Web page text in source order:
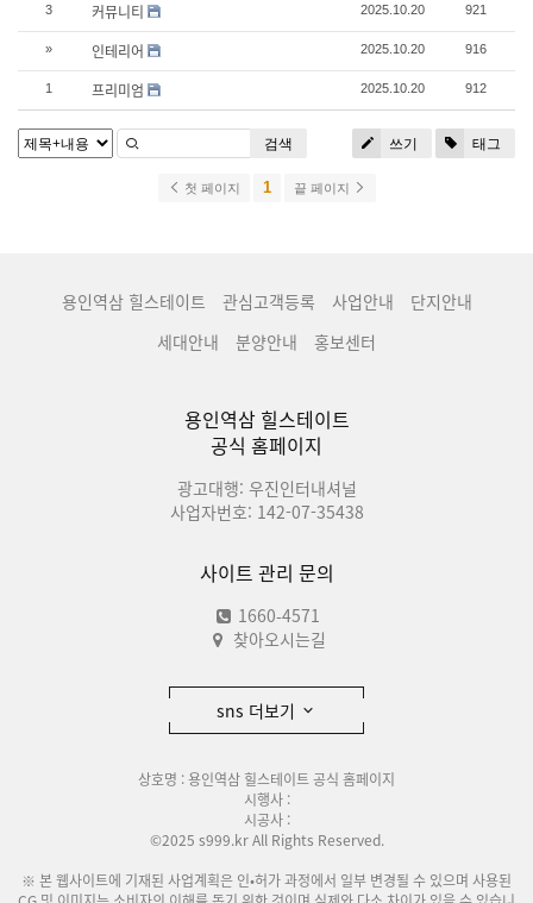
3 커뮤니티 2025.10.20 921
» 인테리어 2025.10.20 916
1 프리미엄 2025.10.20 912
쓰기 태그
검색
첫 페이지 1 끝 페이지
용인역삼 힐스테이트 관심고객등록 사업안내
단지안내
세대안내
분양안내 홍보센터
용인역삼 힐스테이트
공식 홈페이지
광고대행: 우진인터내셔널
사업자번호: 142-07-35438
사이트 관리 문의
1660-4571
찾아오시는길
sns 더보기
상호명 : 용인역삼 힐스테이트 공식 홈페이지
시행사 :
시공사 :
©2025 s999.kr All Rights Reserved.
※ 본 웹사이트에 기재된 사업계획은 인•허가 과정에서 일부 변경될 수 있으며 사용된